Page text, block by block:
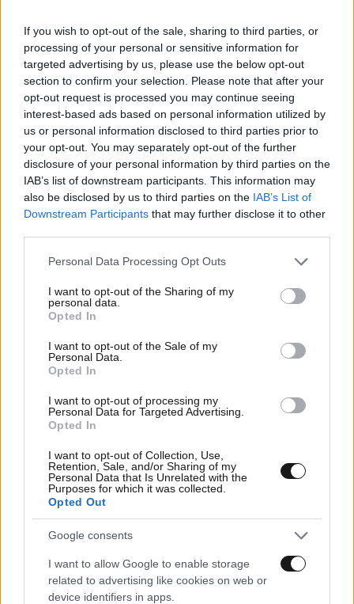
If you wish to opt-out of the sale, sharing to third parties, or
processing of your personal or sensitive information for
targeted advertising by us, please use the below opt-out
section to confirm your selection. Please note that after your
opt-out request is processed you may continue seeing
interest-based ads based on personal information utilized by
us or personal information disclosed to third parties prior to
your opt-out. You may separately opt-out of the further
disclosure of your personal information by third parties on the
IAB’s list of downstream participants. This information may
also be disclosed by us to third parties on the IAB’s List of
Downstream Participants that may further disclose it to other
Please note that this website/app uses one or more Google
not limited to your visit or usage behaviour. You may click to
grant or deny consent to Google and its third-party tags to
use your data for below specified purposes in below Google
consent section.
Personal Data Processing Opt Outs
I want to opt-out of the Sharing of my
personal data.
Opted In
I want to opt-out of the Sale of my
Personal Data.
Opted In
I want to opt-out of processing my
Personal Data for Targeted Advertising.
Opted In
I want to opt-out of Collection, Use,
Retention, Sale, and/or Sharing of my
Personal Data that Is Unrelated with the
Purposes for which it was collected.
Opted Out
Google consents
I want to allow Google to enable storage
related to advertising like cookies on web or
device identifiers in apps.
Ο Μισέλ Μπαρνιέ παρουσιάζει απόψε την κυβέρνησή
του στον Μακρόν
19·09·2024 13:22
Στην τελική ευθεία προς τον σχηματισμό κυβέρνησης με
πρωθυπουργό τον Μισέλ Μπαρνιέ οδεύει η Γαλλία